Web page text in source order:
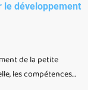
le développement
de la petite
les compétences